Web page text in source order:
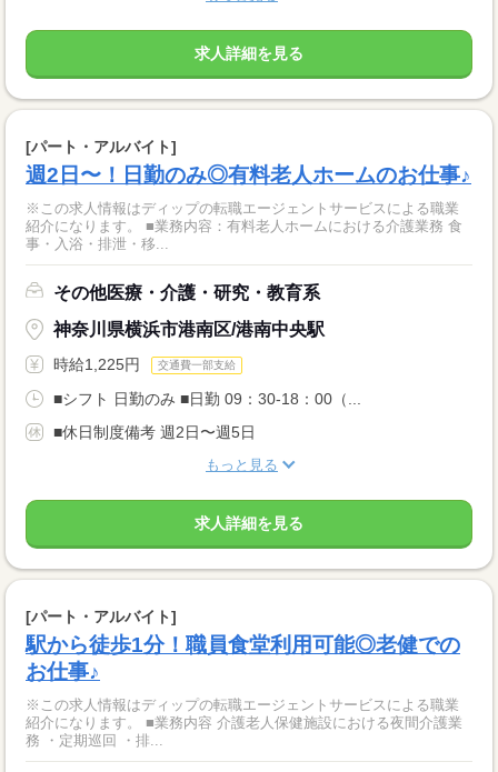
求人詳細を見る
[パート・アルバイト]
週2日〜！日勤のみ◎有料老人ホームのお仕事♪
※この求人情報はディップの転職エージェントサービスによる職業
紹介になります。 ■業務内容：有料老人ホームにおける介護業務 食
事・入浴・排泄・移...
その他医療・介護・研究・教育系
神奈川県横浜市港南区/港南中央駅
時給1,225円 交通費一部支給
■シフト 日勤のみ ■日勤 09：30-18：00（...
■休日制度備考 週2日〜週5日
もっと見る
求人詳細を見る
[パート・アルバイト]
駅から徒歩1分！職員食堂利用可能◎老健での
お仕事♪
※この求人情報はディップの転職エージェントサービスによる職業
紹介になります。 ■業務内容 介護老人保健施設における夜間介護業
務 ・定期巡回 ・排...